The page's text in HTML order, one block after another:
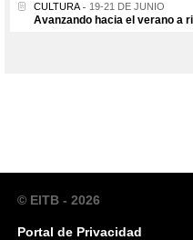
CULTURA 19-21 DE JUNIO
Avanzando hacia el verano a
© EITB - 2026
Portal de Privacidad